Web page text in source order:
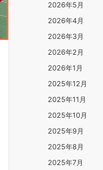
2026年5月
2026年4月
2026年3月
2026年2月
2026年1月
2025年12月
2025年11月
2025年10月
2025年9月
2025年8月
2025年7月